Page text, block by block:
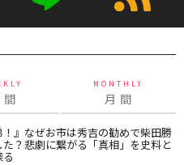
間
MONTHLY
月 間
！』なぜお市は秀吉の勧めで柴田勝
？悲劇に繋がる「真相」を史料と